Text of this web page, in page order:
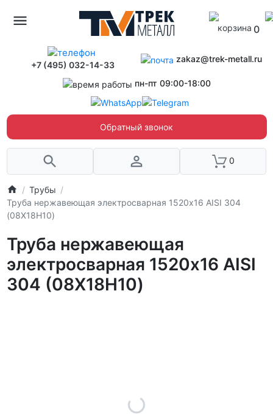
0
+7 (495) 032-14-33
zakaz@trek-metall.ru
пн-пт 09:00-18:00
Обратный звонок
0
Трубы
Труба нержавеющая электросварная 1520х16 AISI 304
(08Х18Н10)
Труба нержавеющая
электросварная 1520х16 AISI
304 (08Х18Н10)